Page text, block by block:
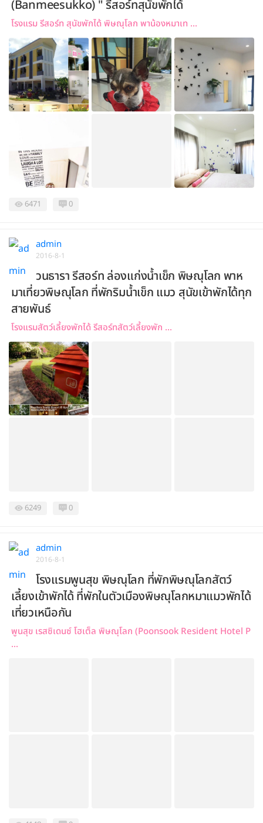
(Banmeesukko) " รีสอร์ทสุนัขพักได้
โรงแรม รีสอร์ท สุนัขพักได้ พิษณุโลก พาน้องหมาเท ...
6471 0
admin
2016-8-1
วนธารา รีสอร์ท ล่องแก่งน้ำเข็ก พิษณุโลก พาห
มาเที่ยวพิษณุโลก ที่พักริมน้ำเข็ก แมว สุนัขเข้าพักได้ทุก
สายพันธ์
โรงแรมสัตว์เลี้ยงพักได้ รีสอร์ทสัตว์เลี้ยงพัก ...
6249 0
admin
2016-8-1
โรงแรมพูนสุข พิษณุโลก ที่พักพิษณุโลกสัตว์
เลี้ยงเข้าพักได้ ที่พักในตัวเมืองพิษณุโลกหมาแมวพักได้
เที่ยวเหนือกัน
พูนสุข เรสซิเดนซ์ โฮเต็ล พิษณุโลก (Poonsook Resident Hotel P
...